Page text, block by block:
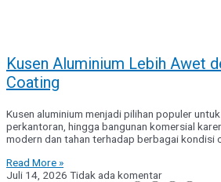
Kusen Aluminium Lebih Awet
Coating
Kusen aluminium menjadi pilihan populer
perkantoran, hingga bangunan komersial
modern dan tahan terhadap berbagai kondisi
Read More »
Juli 14, 2026 Tidak ada komentar